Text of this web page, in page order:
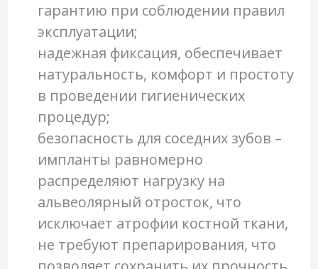
гарантию при соблюдении правил
эксплуатации;
надежная фиксация, обеспечивает
натуральность, комфорт и простоту
в проведении гигиенических
процедур;
безопасность для соседних зубов –
импланты равномерно
распределяют нагрузку на
альвеолярный отросток, что
исключает атрофии костной ткани,
не требуют препарирования, что